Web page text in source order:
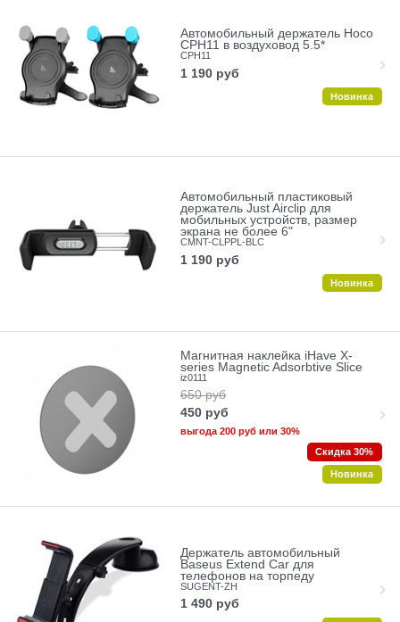
Автомобильный держатель Hoco
CPH11 в воздуховод 5.5*
CPH11
1 190 руб
Новинка
Автомобильный пластиковый
держатель Just Airclip для
мобильных устройств, размер
экрана не более 6"
CMNT-CLPPL-BLC
1 190 руб
Новинка
Магнитная наклейка iHave X-
series Magnetic Adsorbtive Slice
iz0111
650 руб
450 руб
выгода 200 рубили 30%
Скидка 30%
Новинка
Держатель автомобильный
Baseus Extend Car для
телефонов на торпеду
SUGENT-ZH
1 490 руб